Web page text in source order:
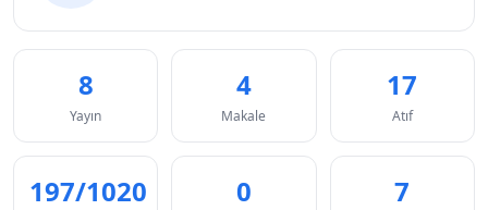
8
Yayın
4
Makale
17
Atıf
197/1020 0 7